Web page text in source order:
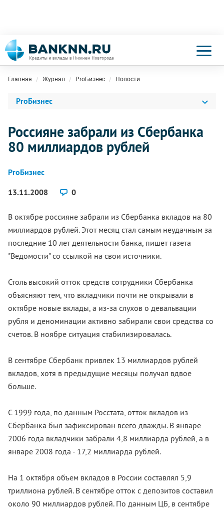
Главная Журнал ProБизнес Новости
ProБизнес
Россияне забрали из Сбербанка
80 миллиардов рублей
ProБизнес
13.11.2008
0
В октябре россияне забрали из Сбербанка вкладов на 80
миллиардов рублей. Этот месяц стал самым неудачным за
последние 10 лет деятельности банка, пишет газета
"Ведомости" со ссылкой на свои источники.
Столь высокий отток средств сотрудники Сбербанка
объясняют тем, что вкладчики почти не открывали в
октябре новые вклады, а из-за слухов о девальвации
рубля и деноминации активно забирали свои средства со
счетов. В ноябре ситуация стабилизировалась.
В сентябре Сбербанк привлек 13 миллиардов рублей
вкладов, хотя в предыдущие месяцы получал вдвое
больше.
С 1999 года, по данным Росстата, отток вкладов из
Сбербанка был зафиксирован всего дважды. В январе
2006 года вкладчики забрали 4,8 миллиарда рублей, а в
январе 2008 года - 17,2 миллиарда рублей.
На 1 октября объем вкладов в России составлял 5,9
триллиона рублей. В сентябре отток с депозитов составил
около 90 миллиардов рублей. По данным ЦБ, в сентябре